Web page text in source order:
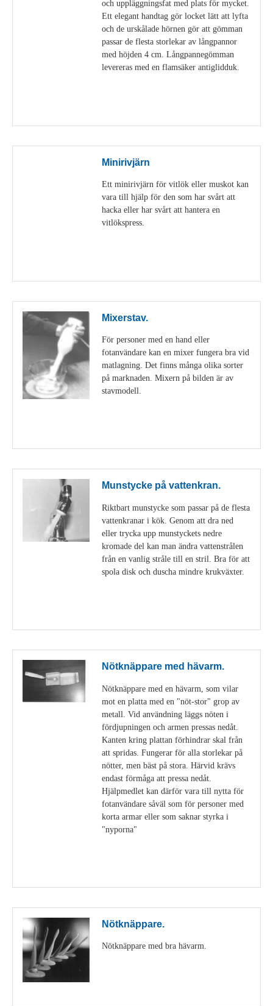
och uppläggningsfat med plats för mycket.
Ett elegant handtag gör locket lätt att lyfta
och de urskålade hörnen gör att gömman
passar de flesta storlekar av långpannor
med höjden 4 cm. Långpannegömman
levereras med en flamsäker antiglidduk.
Minirivjärn
Ett minirivjärn för vitlök eller muskot kan
vara till hjälp för den som har svårt att
hacka eller har svårt att hantera en
vitlökspress.
Mixerstav.
För personer med en hand eller
fotanvändare kan en mixer fungera bra vid
matlagning. Det finns många olika sorter
på marknaden. Mixern på bilden är av
stavmodell.
Munstycke på vattenkran.
Riktbart munstycke som passar på de flesta
vattenkranar i kök. Genom att dra ned
eller trycka upp munstyckets nedre
kromade del kan man ändra vattenstrålen
från en vanlig stråle till en stril. Bra för att
spola disk och duscha mindre krukväxter.
Nötknäppare med hävarm.
Nötknäppare med en hävarm, som vilar
mot en platta med en "nöt-stor" grop av
metall. Vid användning läggs nöten i
fördjupningen och armen pressas nedåt.
Kanten kring plattan förhindrar skal från
att spridas. Fungerar för alla storlekar på
nötter, men bäst på stora. Härvid krävs
endast förmåga att pressa nedåt.
Hjälpmedlet kan därför vara till nytta för
fotanvändare såväl som för personer med
korta armar eller som saknar styrka i
"nyporna"
Nötknäppare.
Nötknäppare med bra hävarm.